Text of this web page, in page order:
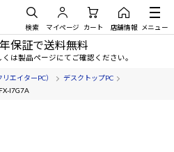
検索 マイページ カート 店舗情報 メニュー
保証で送料無料
は製品ページにてご確認ください。
エイターPC）
デスクトップPC
I7G7A